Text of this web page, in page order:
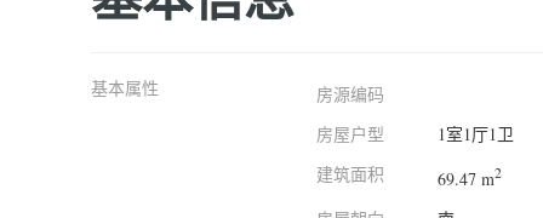
基本属性
房源编码
房屋户型
1室1厅1卫
建筑面积
69.47 m2